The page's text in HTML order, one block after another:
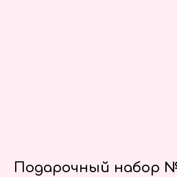
Подарочный набор